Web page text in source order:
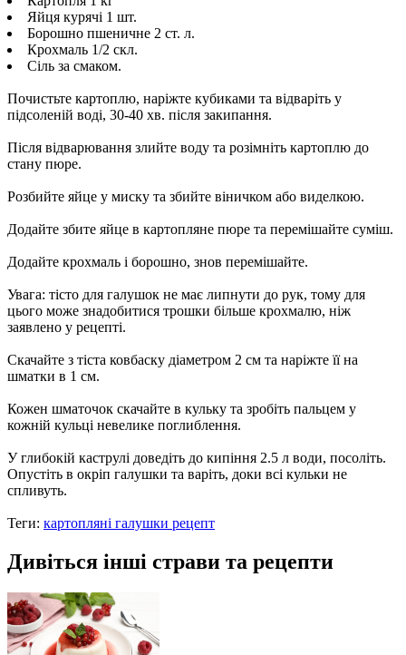
Яйця курячі 1 шт.
Борошно пшеничне 2 ст. л.
Крохмаль 1/2 скл.
Сіль за смаком.
Почистьте картоплю, наріжте кубиками та відваріть у
підсоленій воді, 30-40 хв. після закипання.
Після відварювання злийте воду та розімніть картоплю до
стану пюре.
Розбийте яйце у миску та збийте віничком або виделкою.
Додайте збите яйце в картопляне пюре та перемішайте суміш.
Додайте крохмаль і борошно, знов перемішайте.
Увага: тісто для галушок не має липнути до рук, тому для
цього може знадобитися трошки більше крохмалю, ніж
заявлено у рецепті.
Скачайте з тіста ковбаску діаметром 2 см та наріжте її на
шматки в 1 см.
Кожен шматочок скачайте в кульку та зробіть пальцем у
кожній кульці невелике поглиблення.
У глибокій каструлі доведіть до кипіння 2.5 л води, посоліть.
Опустіть в окріп галушки та варіть, доки всі кульки не
спливуть.
Теги: картопляні галушки рецепт
Дивіться інші страви та рецепти